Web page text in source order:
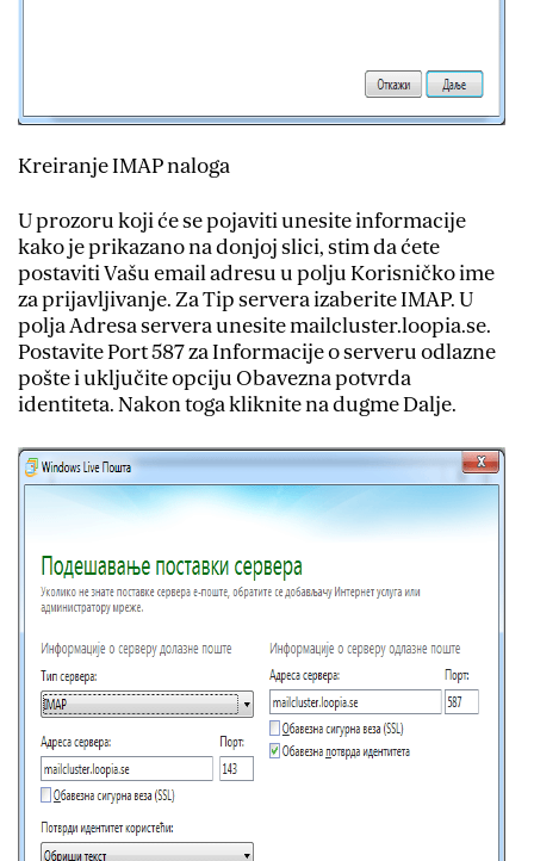
Kreiranje IMAP naloga
U prozoru koji će se pojaviti unesite informacije
kako je prikazano na donjoj slici, stim da ćete
postaviti Vašu email adresu u polju Korisničko ime
za prijavljivanje. Za Tip servera izaberite IMAP. U
polja Adresa servera unesite mailcluster.loopia.se.
Postavite Port 587 za Informacije o serveru odlazne
pošte i uključite opciju Obavezna potvrda
identiteta. Nakon toga kliknite na dugme Dalje.